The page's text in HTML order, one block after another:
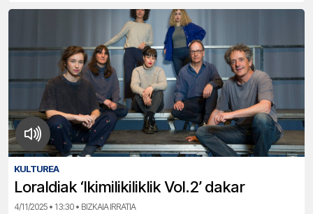
KULTUREA
Loraldiak ‘Ikimilikiliklik Vol.2’ dakar
4/11/2025 • 13:30 • BIZKAIA IRRATIA